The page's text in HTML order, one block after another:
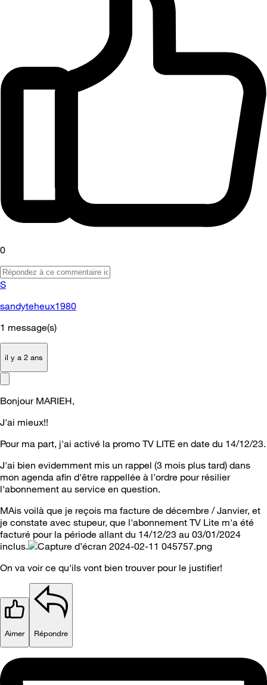
0
S
sandyteheux1980
1 message(s)
il y a 2 ans
Bonjour MARIEH,
J'ai mieux!!
Pour ma part, j'ai activé la promo TV LITE en date du 14/12/23.
J'ai bien evidemment mis un rappel (3 mois plus tard) dans
mon agenda afin d'être rappellée à l'ordre pour résilier
l'abonnement au service en question.
MAis voilà que je reçois ma facture de décembre / Janvier, et
je constate avec stupeur, que l'abonnement TV Lite m'a été
facturé pour la période allant du 14/12/23 au 03/01/2024
inclus.
On va voir ce qu'ils vont bien trouver pour le justifier!
Aimer Répondre